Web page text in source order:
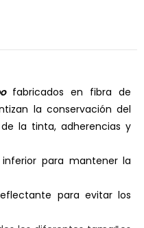
fabricados en fibra de
la conservación del
la tinta, adherencias y
para mantener la
para evitar los